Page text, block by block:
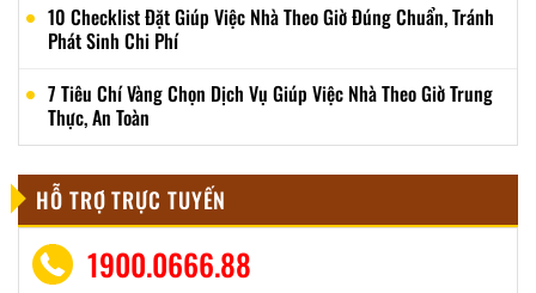
10 Checklist Đặt Giúp Việc Nhà Theo Giờ Đúng Chuẩn, Tránh
Phát Sinh Chi Phí
7 Tiêu Chí Vàng Chọn Dịch Vụ Giúp Việc Nhà Theo Giờ Trung
Thực, An Toàn
HỖ TRỢ TRỰC TUYẾN
1900.0666.88